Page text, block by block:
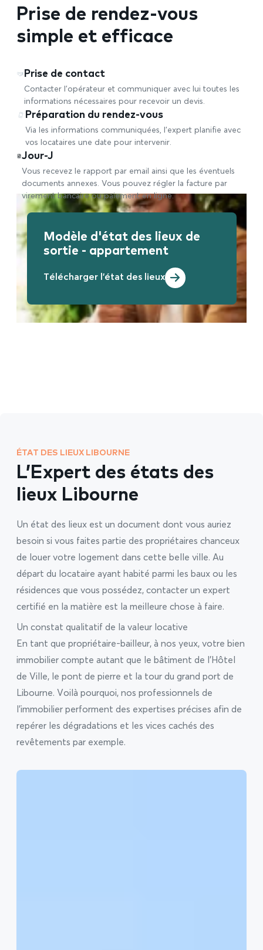
Prise de rendez-vous
simple et efficace
Prise de contact
Contacter l’opérateur et communiquer avec lui toutes les
informations nécessaires pour recevoir un devis.
Préparation du rendez-vous
Via les informations communiquées, l’expert planifie avec
vos locataires une date pour intervenir.
Jour-J
Vous recevez le rapport par email ainsi que les éventuels
documents annexes. Vous pouvez régler la facture par
virement bancaire ou paiement en ligne.
Modèle d'état des lieux de
sortie - appartement
Télécharger l'état des lieux
ÉTAT DES LIEUX LIBOURNE
L’Expert des états des
lieux Libourne
Un état des lieux est un document dont vous auriez
besoin si vous faites partie des propriétaires chanceux
de louer votre logement dans cette belle ville. Au
départ du locataire ayant habité parmi les baux ou les
résidences que vous possédez, contacter un expert
certifié en la matière est la meilleure chose à faire.
Un constat qualitatif de la valeur locative
En tant que propriétaire-bailleur, à nos yeux, votre bien
immobilier compte autant que le bâtiment de l’Hôtel
de Ville, le pont de pierre et la tour du grand port de
Libourne. Voilà pourquoi, nos professionnels de
l’immobilier performent des expertises précises afin de
repérer les dégradations et les vices cachés des
revêtements par exemple.